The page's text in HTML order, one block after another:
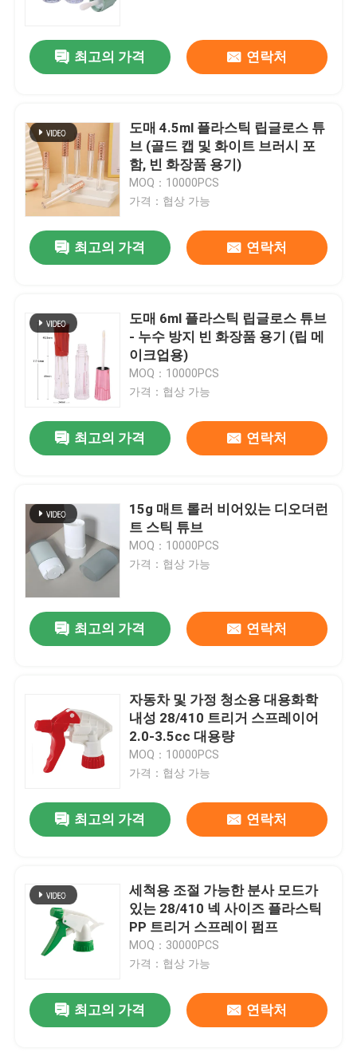
제품
우리에 대하여
품질 관리
연락주세요
뉴스
경우
최고의 가격 연락처
도매 4.5ml 플라스틱 립글로스 튜
브 (골드 캡 및 화이트 브러시 포
함, 빈 화장품 용기)
MOQ：10000PCS
가격：협상 가능
최고의 가격 연락처
도매 6ml 플라스틱 립글로스 튜브
- 누수 방지 빈 화장품 용기 (립 메
이크업용)
MOQ：10000PCS
가격：협상 가능
최고의 가격 연락처
15g 매트 롤러 비어있는 디오더런
트 스틱 튜브
MOQ：10000PCS
가격：협상 가능
최고의 가격 연락처
자동차 및 가정 청소용 대용화학
내성 28/410 트리거 스프레이어
2.0-3.5cc 대용량
MOQ：10000PCS
가격：협상 가능
최고의 가격 연락처
세척용 조절 가능한 분사 모드가
있는 28/410 넥 사이즈 플라스틱
PP 트리거 스프레이 펌프
MOQ：30000PCS
가격：협상 가능
최고의 가격 연락처